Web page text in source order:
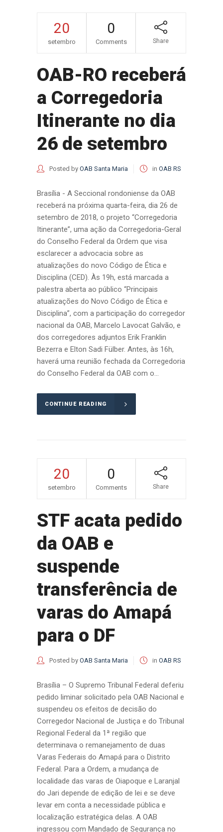
20
setembro
0
Comments Share
OAB-RO receberá
a Corregedoria
Itinerante no dia
26 de setembro
Posted by OAB Santa Maria in OAB RS
Brasília - A Seccional rondoniense da OAB
receberá na próxima quarta-feira, dia 26 de
setembro de 2018, o projeto “Corregedoria
Itinerante”, uma ação da Corregedoria-Geral
do Conselho Federal da Ordem que visa
esclarecer a advocacia sobre as
atualizações do novo Código de Ética e
Disciplina (CED). Às 19h, está marcada a
palestra aberta ao público “Principais
atualizações do Novo Código de Ética e
Disciplina”, com a participação do corregedor
nacional da OAB, Marcelo Lavocat Galvão, e
dos corregedores adjuntos Erik Franklin
Bezerra e Elton Sadi Fülber. Antes, às 16h,
haverá uma reunião fechada da Corregedoria
do Conselho Federal da OAB com o...
CONTINUE READING
20
setembro
0
Comments Share
STF acata pedido
da OAB e
suspende
transferência de
varas do Amapá
para o DF
Posted by OAB Santa Maria in OAB RS
Brasília – O Supremo Tribunal Federal deferiu
pedido liminar solicitado pela OAB Nacional e
suspendeu os efeitos de decisão do
Corregedor Nacional de Justiça e do Tribunal
Regional Federal da 1ª região que
determinava o remanejamento de duas
Varas Federais do Amapá para o Distrito
Federal. Para a Ordem, a mudança de
localidade das varas de Oiapoque e Laranjal
do Jari depende de edição de lei e se deve
levar em conta a necessidade pública e
localização estratégica delas. A OAB
ingressou com Mandado de Segurança no